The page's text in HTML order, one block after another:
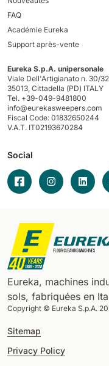
FAQ
Académie Eureka
Support après-vente
Eureka S.p.A. unipersonale
Viale Dell'Artigianato n. 30/32
35013, Cittadella (PD) ITALY
Tel. +39-049-9481800
info@eurekasweepers.com
Fiscal Code: 01832650244
V.A.T. IT02193670284
Social
Eureka, machines
sols, fabriquées en
Copyright © Eureka S.p.A.
Sitemap
Privacy Policy